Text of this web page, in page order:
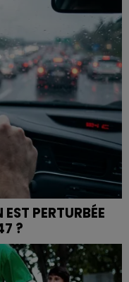
PERTURBÉE
?